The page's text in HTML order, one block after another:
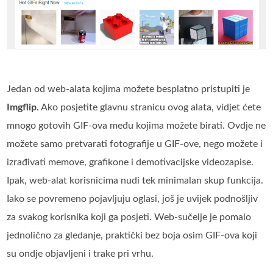
Jedan od web-alata kojima možete besplatno pristupiti je
Imgflip. Ako posjetite glavnu stranicu ovog alata, vidjet ćete
mnogo gotovih GIF-ova među kojima možete birati. Ovdje ne
možete samo pretvarati fotografije u GIF-ove, nego možete i
izrađivati memove, grafikone i demotivacijske videozapise.
Ipak, web-alat korisnicima nudi tek minimalan skup funkcija.
Iako se povremeno pojavljuju oglasi, još je uvijek podnošljiv
za svakog korisnika koji ga posjeti. Web-sučelje je pomalo
jednolično za gledanje, praktički bez boja osim GIF-ova koji
su ondje objavljeni i trake pri vrhu.